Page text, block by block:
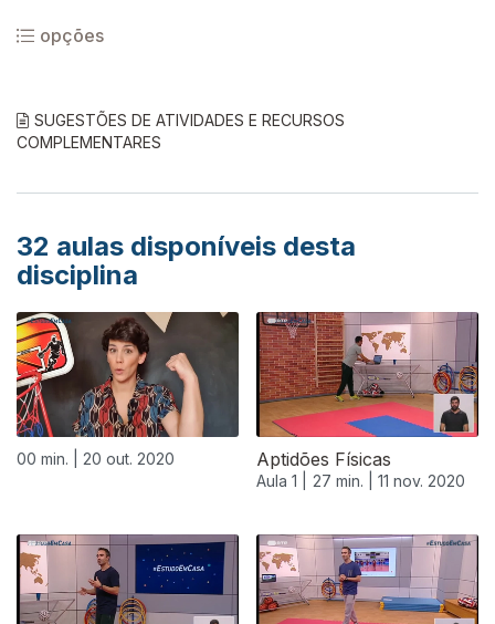
opções
SUGESTÕES DE ATIVIDADES E RECURSOS
COMPLEMENTARES
32 aulas disponíveis desta
disciplina
00 min. | 20 out. 2020 Aptidões Físicas
Aula 1 | 27 min. | 11 nov. 2020